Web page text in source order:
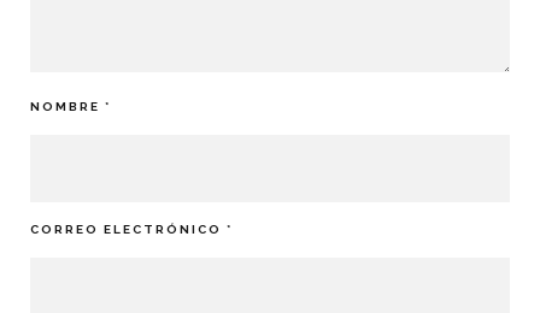
NOMBRE *
CORREO ELECTRÓNICO *